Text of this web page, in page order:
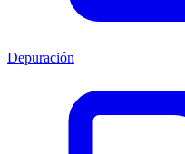
Depuración